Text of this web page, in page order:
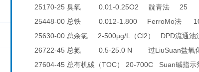
25170-25 臭氧 0.01-0.25O2 靛青法 25
25448-00 总铁 0.012-1.800 FerroMo法
25630-00 总余氯 2-500µg/L （Cl2 ） DPD流通池
26722-45 总氮 0.5-25.0 N 过LiuSuan盐氧
27604-45 总有机碳（TOC） 20-700C Suan碱指示